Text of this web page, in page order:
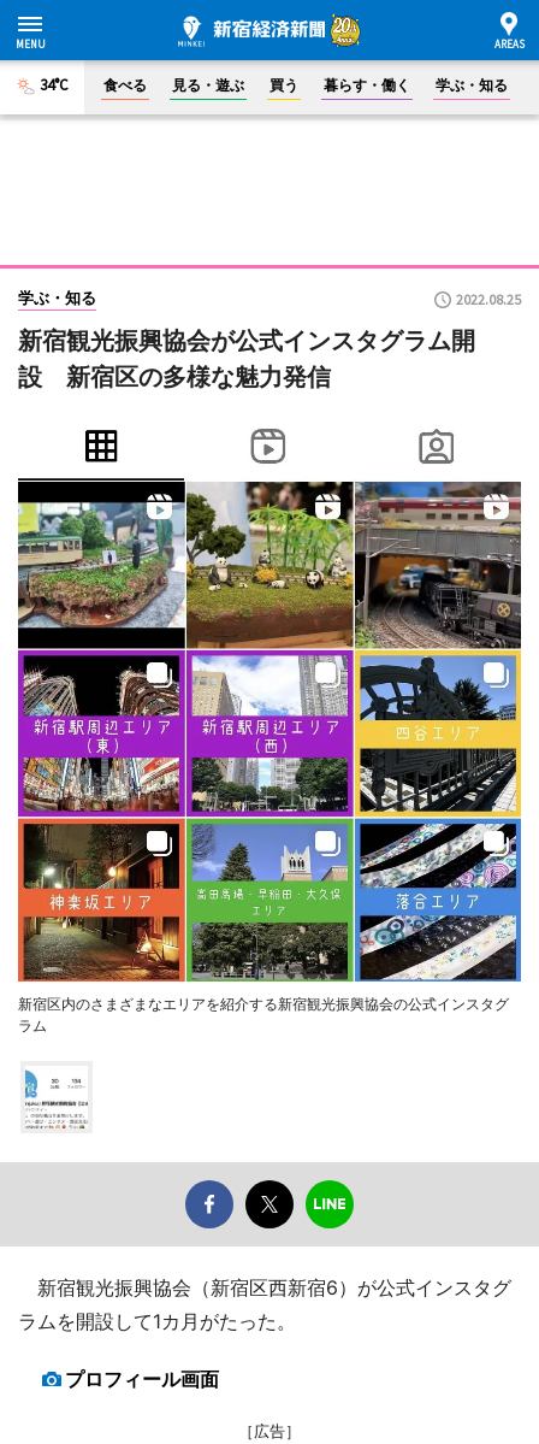
34°C 食べる 見る・遊ぶ 買う 暮らす・働く 学ぶ・知る
学ぶ・知る 2022.08.25
新宿観光振興協会が公式インスタグラム開
設 新宿区の多様な魅力発信
新宿区内のさまざまなエリアを紹介する新宿観光振興協会の公式インスタグ
ラム
新宿観光振興協会（新宿区西新宿6）が公式インスタグ
ラムを開設して1カ月がたった。
プロフィール画面
［広告］